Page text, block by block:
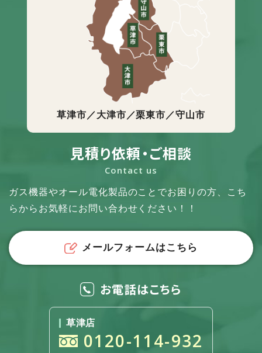
草津市／大津市／栗東市／守山市
見積り依頼・ご相談
Contact us
ガス機器やオール電化製品のことでお困りの方、
こち
らからお気軽にお問い合わせください！！
メールフォームはこちら
お電話はこちら
草津店
0120-114-932